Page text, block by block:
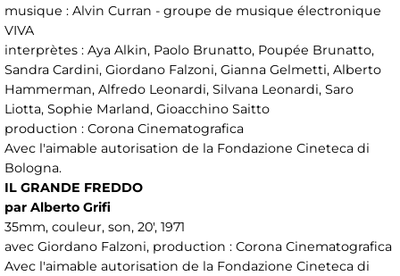
musique : Alvin Curran - groupe de musique électronique
VIVA
interprètes : Aya Alkin, Paolo Brunatto, Poupée Brunatto,
Sandra Cardini, Giordano Falzoni, Gianna Gelmetti, Alberto
Hammerman, Alfredo Leonardi, Silvana Leonardi, Saro
Liotta, Sophie Marland, Gioacchino Saitto
production : Corona Cinematografica
Avec l'aimable autorisation de la Fondazione Cineteca di
Bologna.
IL GRANDE FREDDO
par Alberto Grifi
35mm, couleur, son, 20', 1971
avec Giordano Falzoni, production : Corona Cinematografica
Avec l'aimable autorisation de la Fondazione Cineteca di